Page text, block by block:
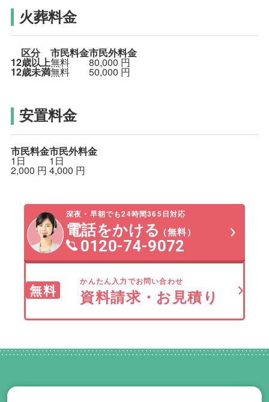
火葬料金
区分 市民料金市民外料金
12歳以上無料 80,000円
12歳未満無料 50,000 円
安置料金
市民料金市民外料金
1日
2,000 円
1日
4,000 円
深夜・早朝でも24時間365日対応
電話をかける（無料）
0120-74-9072
無料
かんたん入力でお問い合わせ
資料請求・お見積り